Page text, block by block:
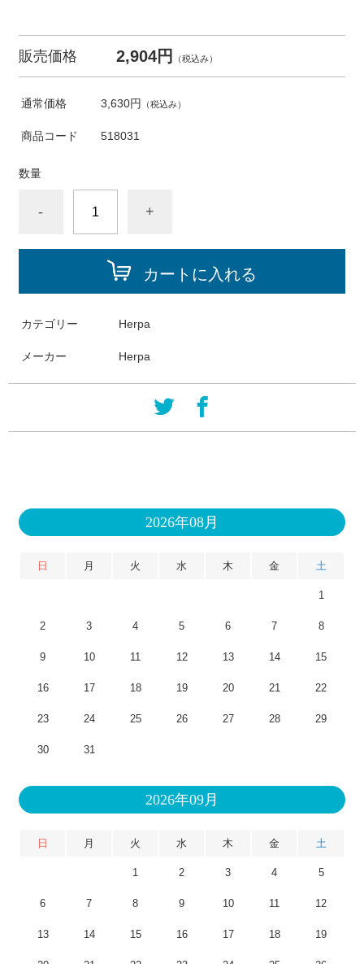
販売価格 2,904円 （税込み）
通常価格 3,630円 （税込み）
商品コード 518031
数量
- +
カートに入れる
カテゴリー Herpa
メーカー Herpa
2026年08月
日 月 火 水 木 金 土
1
2 3 4 5 6 7 8
9 10 11 12 13 14 15
16 17 18 19 20 21 22
23 24 25 26 27 28 29
30 31
2026年09月
日 月 火 水 木 金 土
1 2 3 4 5
6 7 8 9 10 11 12
13 14 15 16 17 18 19